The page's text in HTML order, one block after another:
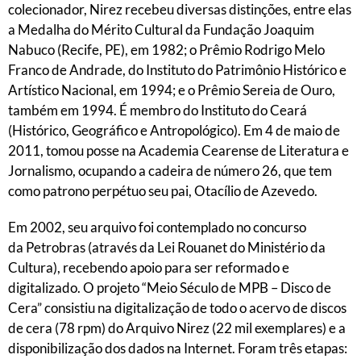
colecionador, Nirez recebeu diversas distinções, entre elas
a Medalha do Mérito Cultural da Fundação Joaquim
Nabuco (Recife, PE), em 1982; oPrêmio Rodrigo Melo
Franco de Andrade, doInstituto do Patrimônio Histórico e
Artístico Nacional,em 1994; e o Prêmio Sereia de Ouro,
também em 1994. É membro do Instituto do Ceará
(Histórico, Geográfico e Antropológico). Em 4 de maio de
2011, tomou posse na Academia Cearense de Literatura e
Jornalismo, ocupando a cadeira de número 26, que tem
como patrono perpétuo seu pai, Otacílio de Azevedo.
Em 2002, seu arquivo foi contemplado no concurso
da Petrobras(através da Lei Rouanet do Ministério da
Cultura), recebendo apoio para ser reformado e
digitalizado. O projeto “Meio Século de MPB – Disco de
Cera” consistiu na digitalização de todo o acervo de discos
de cera (78 rpm) do Arquivo Nirez (22 mil exemplares) e a
disponibilização dos dados na Internet. Foram três etapas: